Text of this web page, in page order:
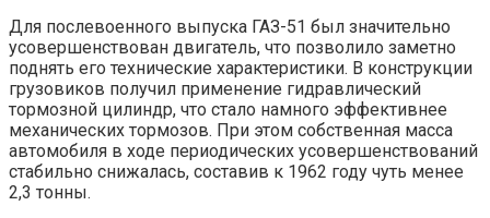
Для послевоенного выпуска ГАЗ-51 был значительно
усовершенствован двигатель, что позволило заметно
поднять его технические характеристики. В конструкции
грузовиков получил применение гидравлический
тормозной цилиндр, что стало намного эффективнее
механических тормозов. При этом собственная масса
автомобиля в ходе периодических усовершенствований
стабильно снижалась, составив к 1962 году чуть менее
2,3 тонны.